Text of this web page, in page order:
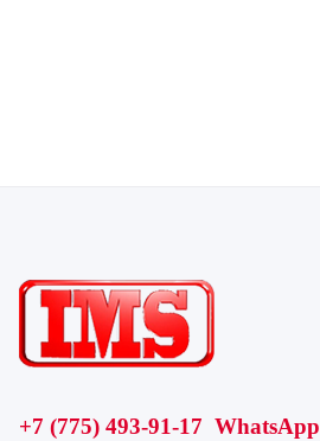
+7 (775) 493-91-17 WhatsApp